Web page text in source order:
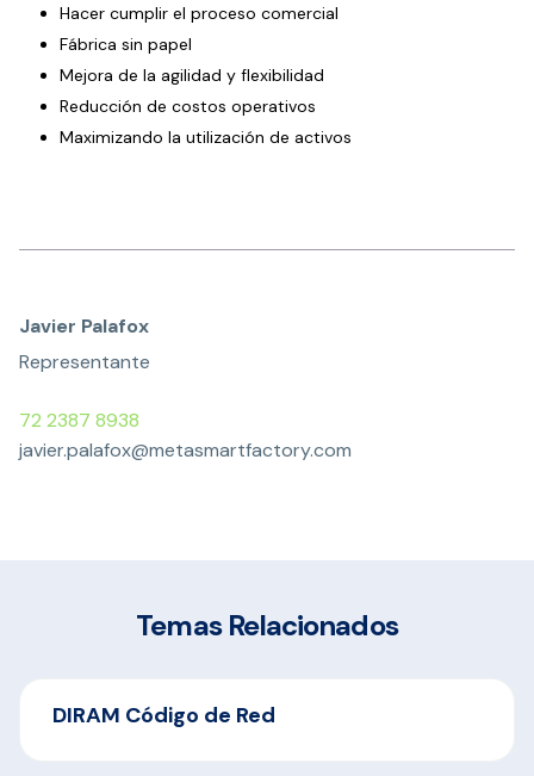
Hacer cumplir el proceso comercial
Fábrica sin papel
Mejora de la agilidad y flexibilidad
Reducción de costos operativos
Maximizando la utilización de activos
Javier Palafox
Representante
72 2387 8938
javier.palafox@metasmartfactory.com
Temas Relacionados
DIRAM Código de Red